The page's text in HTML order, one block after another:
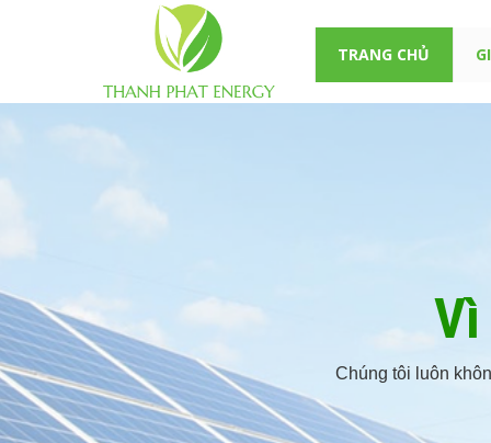
TRANG CHỦ
Vì
Chúng tôi luôn